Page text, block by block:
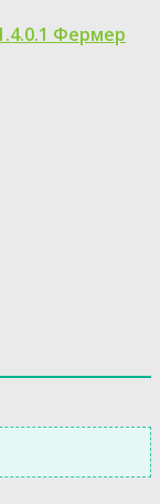
Фермер